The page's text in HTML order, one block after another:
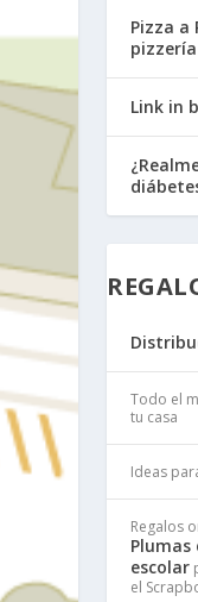
Pizza
Link in
Todo el
tu casa
Ideas
Regalos
escolar
el